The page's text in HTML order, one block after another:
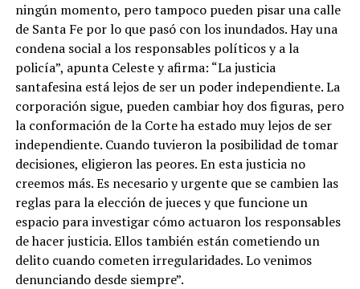
ningún momento, pero tampoco pueden pisar una calle
de Santa Fe por lo que pasó con los inundados. Hay una
condena social a los responsables políticos y a la
policía”, apunta Celeste y afirma: “La justicia
santafesina está lejos de ser un poder independiente. La
corporación sigue, pueden cambiar hoy dos figuras, pero
la conformación de la Corte ha estado muy lejos de ser
independiente. Cuando tuvieron la posibilidad de tomar
decisiones, eligieron las peores. En esta justicia no
creemos más. Es necesario y urgente que se cambien las
reglas para la elección de jueces y que funcione un
espacio para investigar cómo actuaron los responsables
de hacer justicia. Ellos también están cometiendo un
delito cuando cometen irregularidades. Lo venimos
denunciando desde siempre”.